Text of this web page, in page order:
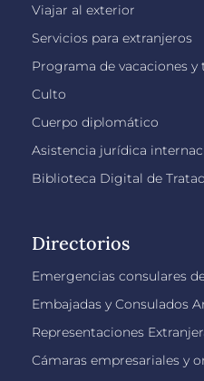
Viajar al exterior
Servicios para extranjeros
Programa de vacaciones y
Culto
Cuerpo diplomático
Asistencia jurídica
Biblioteca Digital de
Directorios
Emergencias consulares
Embajadas y Consulados
Representaciones
Cámaras empresariales y